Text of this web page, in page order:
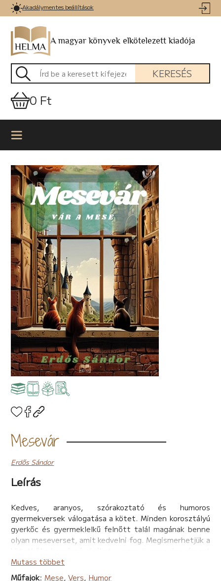
Akadálymentes beállítások
A magyar könyvek elkötelezett kiadója
KERESÉS
0 Ft
Mesevár
Erdős Sándor
Leírás
Kedves, aranyos, szórakoztató és humoros
gyermekversek válogatása a kötet. Minden korosztályú
gyerkőc és gyermeklelkű felnőtt talál magának benne
olyan meseverset, amit kedvelni fog. Megismerhetjük a
és együtt kalandozhatunk egy vándor patkánnyal is.
Ilyen és hasonló szeretem, vagy nem szeretem állatok
Mutass többet
Műfajok: Mese,Vers, Humor